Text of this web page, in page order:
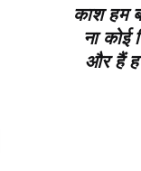
काश हम
ना कोई
और हैं